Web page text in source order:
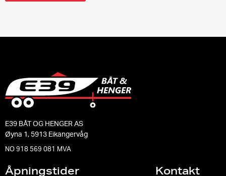
E39 BÅT OG HENGER AS
Øyna 1, 5913 Eikangervåg
NO 918 569 081 MVA
Åpningstider Kontakt